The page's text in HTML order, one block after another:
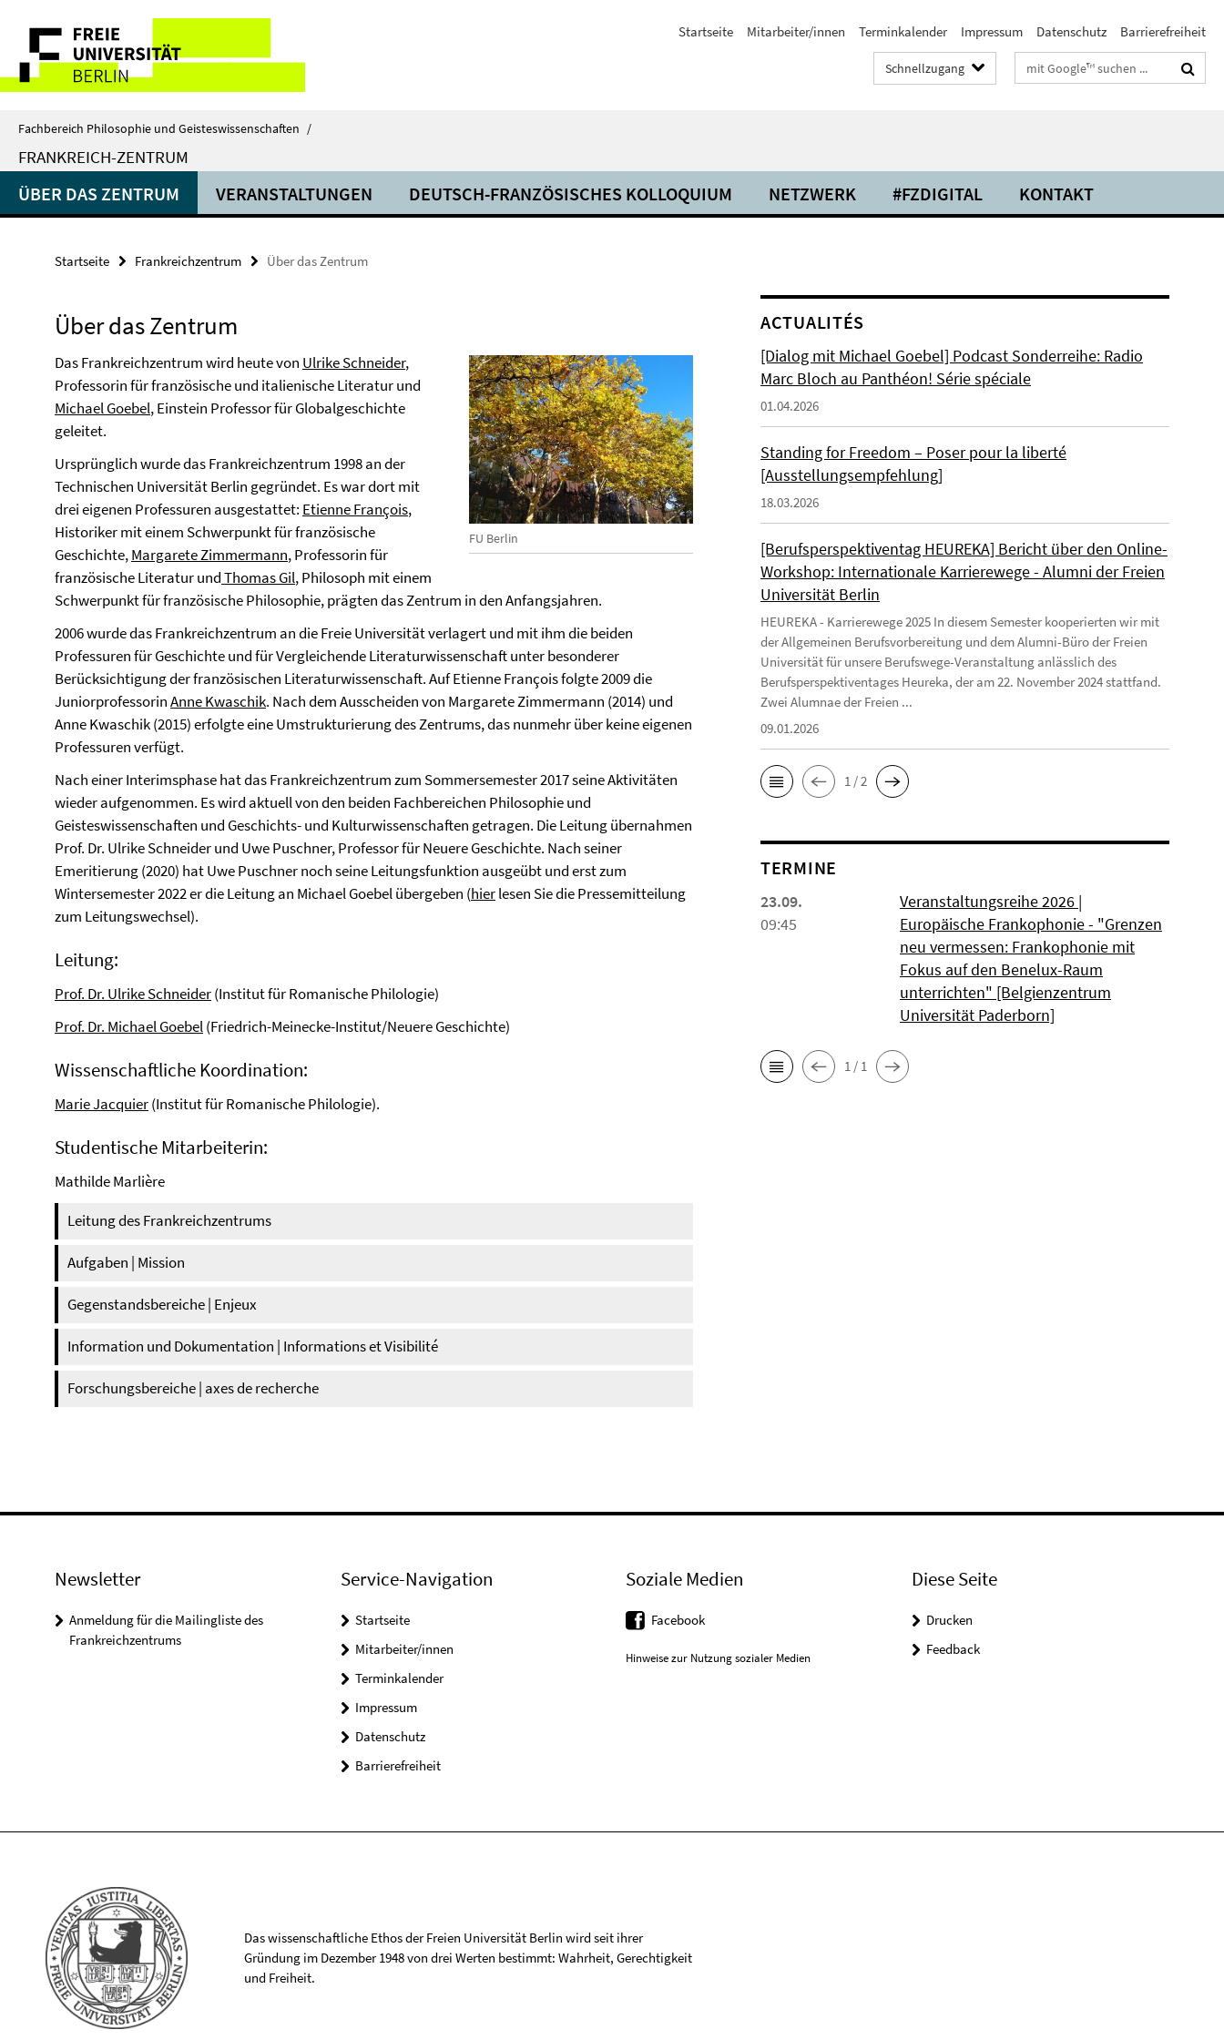
direkt
Inhalt
Service-
Navigation
Startseite Mitarbeiter/innen Terminkalender Impressum Datenschutz Barrierefreiheit
Schnellzugang Suchbegriffe
Fachbereich Philosophie und Geisteswissenschaften /
FRANKREICH-ZENTRUM
ÜBER DAS ZENTRUM VERANSTALTUNGEN DEUTSCH-FRANZÖSISCHES KOLLOQUIUM NETZWERK #FZDIGITAL KONTAKT
Startseite Frankreichzentrum Über das Zentrum
Über das Zentrum
FU Berlin
Das Frankreichzentrum wird heute von Ulrike Schneider,
Professorin für französische und italienische Literatur und
Michael Goebel, Einstein Professor für Globalgeschichte
geleitet.
Ursprünglich wurde das Frankreichzentrum 1998 an der
Technischen Universität Berlin gegründet. Es war dort mit
drei eigenen Professuren ausgestattet: Etienne François,
Historiker mit einem Schwerpunkt für französische
Geschichte,Margarete Zimmermann, Professorin für
französische Literatur undThomas Gil, Philosoph mit einem
Schwerpunkt für französische Philosophie, prägten das Zentrum in den Anfangsjahren.
2006 wurde das Frankreichzentrum an die Freie Universität verlagert und mit ihm die beiden
Professuren für Geschichte und für Vergleichende Literaturwissenschaft unter besonderer
Berücksichtigung der französischen Literaturwissenschaft. Auf Etienne François folgte 2009 die
JuniorprofessorinAnne Kwaschik. Nach dem Ausscheiden von Margarete Zimmermann (2014) und
Anne Kwaschik (2015) erfolgte eine Umstrukturierung des Zentrums, das nunmehr über keine eigenen
Professuren verfügt.
Nach einer Interimsphase hat das Frankreichzentrum zum Sommersemester 2017 seine Aktivitäten
wieder aufgenommen. Es wird aktuell von den beiden Fachbereichen Philosophie und
Geisteswissenschaften und Geschichts- und Kulturwissenschaften getragen. Die Leitung übernahmen
Prof. Dr. Ulrike Schneider und Uwe Puschner, Professor für Neuere Geschichte. Nach seiner
Emeritierung (2020) hat Uwe Puschner noch seine Leitungsfunktion ausgeübt und erst zum
Wintersemester 2022 er die Leitung an Michael Goebel übergeben (hierlesen Sie die Pressemitteilung
zum Leitungswechsel).
Leitung:
Prof. Dr. Ulrike Schneider(Institut für Romanische Philologie)
Prof. Dr. Michael Goebel(Friedrich-Meinecke-Institut/Neuere Geschichte)
Wissenschaftliche Koordination:
Marie Jacquier(Institut für Romanische Philologie).
Studentische Mitarbeiterin:
Mathilde Marlière
Leitung des Frankreichzentrums
Aufgaben | Mission
Gegenstandsbereiche | Enjeux
Information und Dokumentation | Informations et Visibilité
Forschungsbereiche | axes de recherche
ACTUALITÉS
[Dialog mit Michael Goebel] Podcast Sonderreihe: Radio
Marc Bloch au Panthéon! Série spéciale
01.04.2026
Standing for Freedom – Poser pour la liberté
[Ausstellungsempfehlung]
18.03.2026
[Berufsperspektiventag HEUREKA] Bericht über den Online-
Workshop: Internationale Karrierewege - Alumni der Freien
Universität Berlin
HEUREKA - Karrierewege 2025 In diesem Semester kooperierten wir mit
der Allgemeinen Berufsvorbereitung und dem Alumni-Büro der Freien
Universität für unsere Berufswege-Veranstaltung anlässlich des
Berufsperspektiventages Heureka, der am 22. November 2024 stattfand.
Zwei Alumnae der Freien ...
09.01.2026
1 / 2
TERMINE
23.09.
09:45
Veranstaltungsreihe 2026 |
Europäische Frankophonie - "Grenzen
neu vermessen: Frankophonie mit
Fokus auf den Benelux-Raum
unterrichten" [Belgienzentrum
Universität Paderborn]
1 / 1
Newsletter
Anmeldung für die Mailingliste des
Frankreichzentrums
Service-Navigation
Startseite
Mitarbeiter/innen
Terminkalender
Impressum
Datenschutz
Barrierefreiheit
Soziale Medien
Facebook
Hinweise zur Nutzung sozialer Medien
Diese Seite
Drucken
Feedback
Das wissenschaftliche Ethos der Freien Universität Berlin wird seit ihrer
Gründung im Dezember 1948 von drei Werten bestimmt: Wahrheit, Gerechtigkeit
und Freiheit.